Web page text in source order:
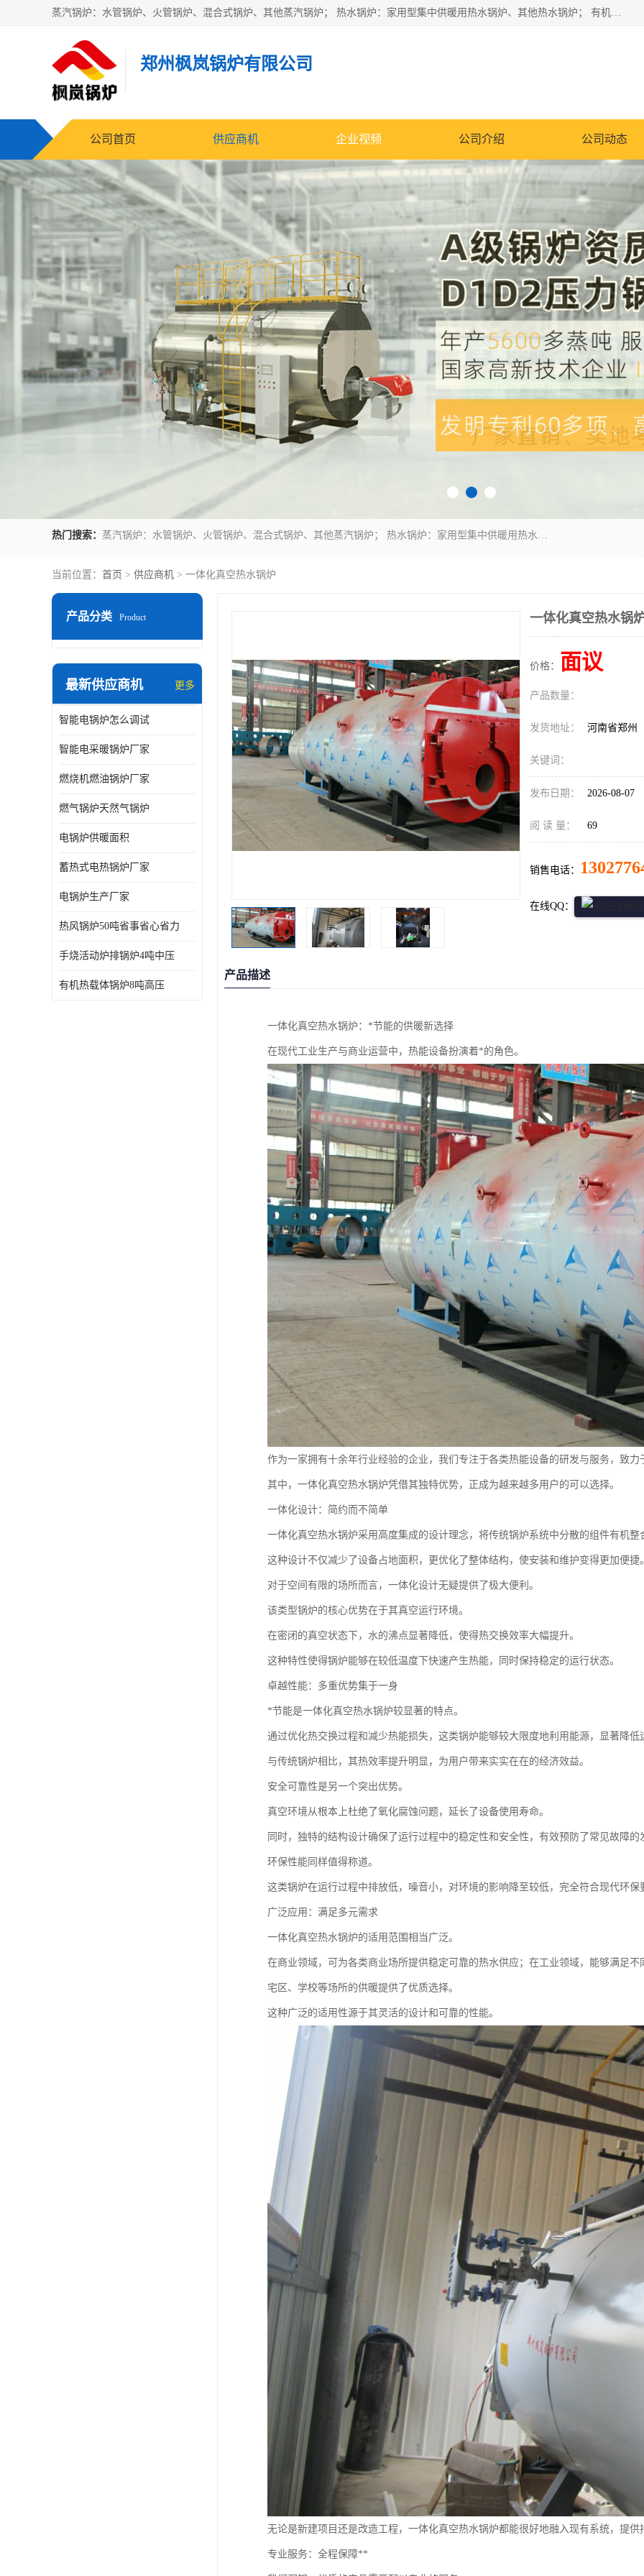
蒸汽锅炉：水管锅炉、火管锅炉、混合式锅炉、其他蒸汽锅炉； 热水锅炉：家用型集中供暖用热水锅炉、其他热水锅炉； 有机热载体锅炉； 船用蒸汽锅炉； （锅炉用辅助设备及装置）蒸汽冷凝器：表面冷凝器、混合式冷凝器、空冷式冷凝器、其他蒸汽冷凝器； 锅炉用辅助设备：节热器、蒸汽收集器、蓄能器、烟垢清除器、气体回收器、泥渣刮除器、空气预热器、其他锅炉用辅助设备；
郑州枫岚锅炉有限公司
公司首页 供应商机 企业视频 公司介绍 公司动态
热门搜索： 蒸汽锅炉：水管锅炉、火管锅炉、混合式锅炉、其他蒸汽锅炉； 热水锅炉：家用型集中供暖用热水锅炉、其他热水锅炉； 有机热载体锅炉； 船用蒸汽锅炉； （锅炉用辅助设备及装置）蒸汽冷凝器：表面冷凝器、混合式冷凝器、空冷式冷凝器、其他蒸汽冷凝器； 锅炉用辅助设备：节热器、蒸汽收集器、蓄能器、烟垢清除器、气体回收器、泥渣刮除器、空气预热器、其他锅炉用辅助设备；
当前位置： 首页 > 供应商机 > 一体化真空热水锅炉
产品分类 Product
最新供应商机 更多
智能电锅炉怎么调试
智能电采暖锅炉厂家
燃烧机燃油锅炉厂家
燃气锅炉天然气锅炉
电锅炉供暖面积
蓄热式电热锅炉厂家
电锅炉生产厂家
热风锅炉50吨省事省心省力
手烧活动炉排锅炉4吨中压
有机热载体锅炉8吨高压
一体化真空热水锅
价格： 面议
产品数量：
发货地址： 河南省郑州
关键词：
发布日期： 2026-08-07
阅 读 量： 69
销售电话：
在线QQ：
产品描述
一体化真空热水锅炉：*节能的供暖新选择
在现代工业生产与商业运营中，热能设备扮演着*的角色。
作为一家拥有十余年行业经验的企业，我们专注于各类热能设备的研发与服务，致
其中，一体化真空热水锅炉凭借其独特优势，正成为越来越多用户的可以选择。
一体化设计：简约而不简单
一体化真空热水锅炉采用高度集成的设计理念，将传统锅炉系统中分散的组件有机整
这种设计不仅减少了设备占地面积，更优化了整体结构，使安装和维护变得更加便捷
对于空间有限的场所而言，一体化设计无疑提供了极大便利。
该类型锅炉的核心优势在于其真空运行环境。
在密闭的真空状态下，水的沸点显著降低，使得热交换效率大幅提升。
这种特性使得锅炉能够在较低温度下快速产生热能，同时保持稳定的运行状态。
卓越性能：多重优势集于一身
*节能是一体化真空热水锅炉较显著的特点。
通过优化热交换过程和减少热能损失，这类锅炉能够较大限度地利用能源，显著降低
与传统锅炉相比，其热效率提升明显，为用户带来实实在在的经济效益。
安全可靠性是另一个突出优势。
真空环境从根本上杜绝了氧化腐蚀问题，延长了设备使用寿命。
同时，独特的结构设计确保了运行过程中的稳定性和安全性，有效预防了常见故障的
环保性能同样值得称道。
这类锅炉在运行过程中排放低，噪音小，对环境的影响降至较低，完全符合现代环保
广泛应用：满足多元需求
一体化真空热水锅炉的适用范围相当广泛。
在商业领域，可为各类商业场所提供稳定可靠的热水供应；在工业领域，能够满足
宅区、学校等场所的供暖提供了优质选择。
这种广泛的适用性源于其灵活的设计和可靠的性能。
无论是新建项目还是改造工程，一体化真空热水锅炉都能很好地融入现有系统，提供
专业服务：全程保障**